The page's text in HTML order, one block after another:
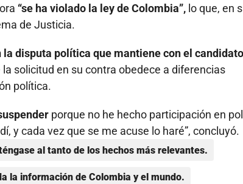
“se ha violado la ley de Colombia”, lo que, en
de Justicia.
disputa política que mantiene con el candidato
solicitud en su contra obedece a diferencias
política.
porque no he hecho participación en
y cada vez que se me acuse lo haré”, concluyó.
al tanto de los hechos más relevantes.
la información de Colombia y el mundo.